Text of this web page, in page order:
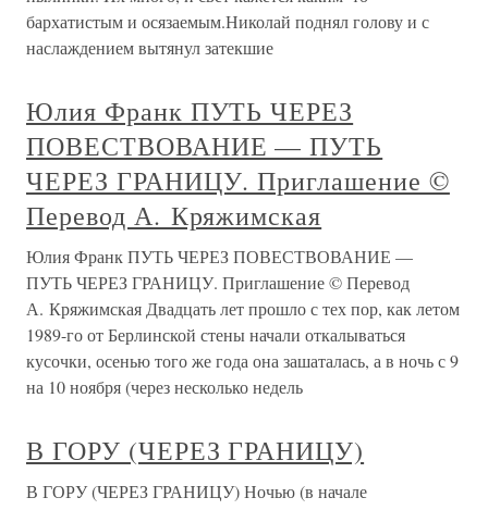
бархатистым и осязаемым.Николай поднял голову и с
наслаждением вытянул затекшие
Юлия Франк ПУТЬ ЧЕРЕЗ
ПОВЕСТВОВАНИЕ — ПУТЬ
ЧЕРЕЗ ГРАНИЦУ. Приглашение ©
Перевод А. Кряжимская
Юлия Франк ПУТЬ ЧЕРЕЗ ПОВЕСТВОВАНИЕ —
ПУТЬ ЧЕРЕЗ ГРАНИЦУ. Приглашение © Перевод
А. Кряжимская Двадцать лет прошло с тех пор, как летом
1989-го от Берлинской стены начали откалываться
кусочки, осенью того же года она зашаталась, а в ночь с 9
на 10 ноября (через несколько недель
В ГОРУ (ЧЕРЕЗ ГРАНИЦУ)
В ГОРУ (ЧЕРЕЗ ГРАНИЦУ) Ночью (в начале